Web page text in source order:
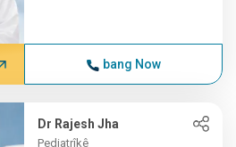
bang Now
Dr Rajesh Jha
Pediatrîkê